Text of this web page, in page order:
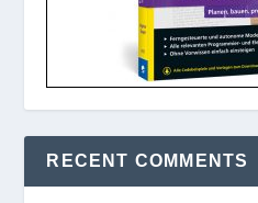
RECENT COMMENTS